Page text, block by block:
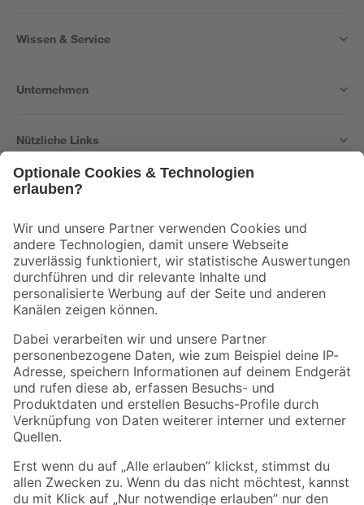
Wissen & Service
Unternehmen
Nützliche Links
Der toom Newsletter: Keine Angebote und Aktionen mehr verpassen!
Zur Newsletter Anmeldung
Folge uns
Zahlungsarten Versandarten
Sicher einkaufen